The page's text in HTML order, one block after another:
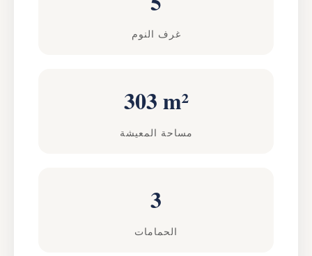
غرف النوم
303 m²
مساحة المعيشة
3
الحمامات